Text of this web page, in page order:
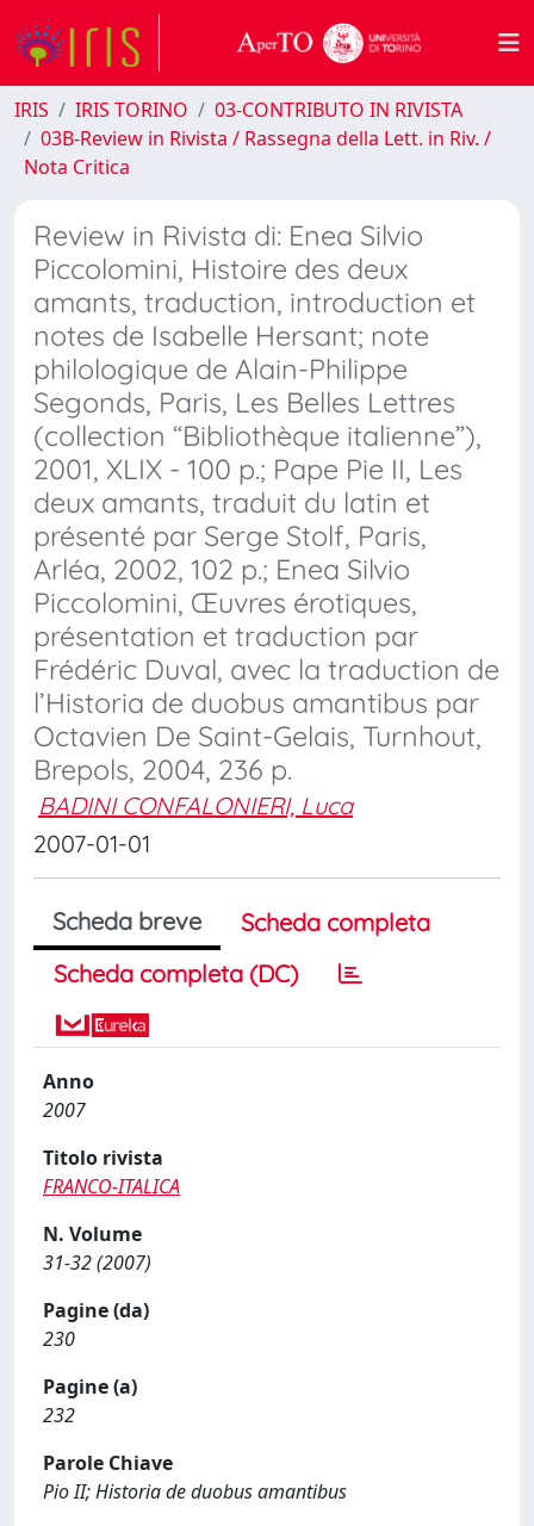
IRIS IRIS TORINO
03-CONTRIBUTO IN RIVISTA
03B-Review in Rivista / Rassegna della Lett. in Riv. /
Nota Critica
Review in Rivista di: Enea Silvio
Piccolomini, Histoire des deux
amants, traduction, introduction et
notes de Isabelle Hersant; note
philologique de Alain-Philippe
Segonds, Paris, Les Belles Lettres
(collection “Bibliothèque italienne”),
2001, XLIX - 100 p.; Pape Pie II, Les
deux amants, traduit du latin et
présenté par Serge Stolf, Paris,
Arléa, 2002, 102 p.; Enea Silvio
Piccolomini, Œuvres érotiques,
présentation et traduction par
Frédéric Duval, avec la traduction de
l’Historia de duobus amantibus par
Octavien De Saint-Gelais, Turnhout,
Brepols, 2004, 236 p.
BADINI CONFALONIERI, Luca
2007-01-01
Scheda breve
Scheda completa
Scheda completa (DC)
Anno
2007
Titolo rivista
FRANCO-ITALICA
N. Volume
31-32 (2007)
Pagine (da)
230
Pagine (a)
232
Parole Chiave
Pio II; Historia de duobus amantibus